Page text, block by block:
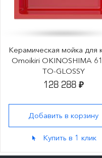
Керамическая мойка для
Omoikiri OKINOSHIMA
TO-GLOSSY
128 288 ₽
Добавить в корзину
Купить в 1 клик